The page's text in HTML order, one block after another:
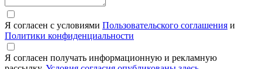
Я согласен с условиями Пользовательского соглашения и
Политики конфиденциальности
Я согласен получать информационную и рекламную